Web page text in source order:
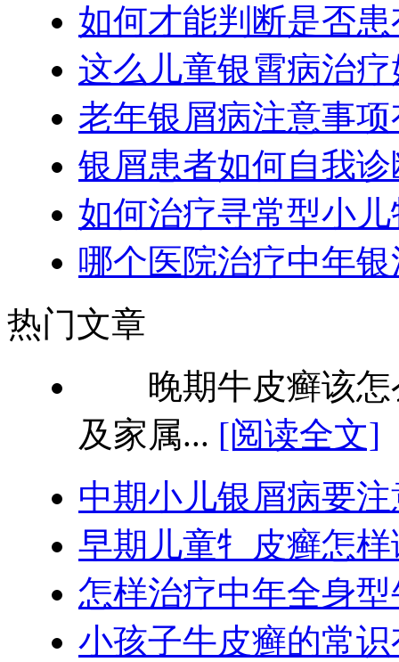
如何才能判断是否
这么儿童银霄病治疗
老年银屑病注意事
银屑患者如何自我诊
如何治疗寻常型小
哪个医院治疗中年
热门文章
晚期牛皮癣该怎
及家属... [阅读全文]
中期小儿银屑病要
早期儿童牜皮癣怎
怎样治疗中年全身
小孩子牛皮癣的常